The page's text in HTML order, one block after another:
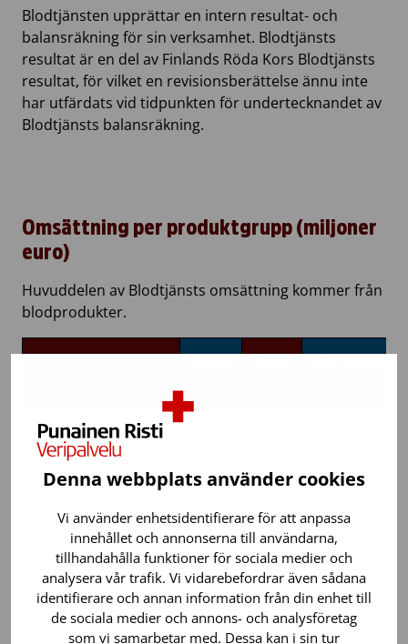
Denna webbplats använder cookies
Vi använder enhetsidentifierare för att anpassa
innehållet och annonserna till användarna,
tillhandahålla funktioner för sociala medier och
analysera vår trafik. Vi vidarebefordrar även sådana
identifierare och annan information från din enhet till
de sociala medier och annons- och analysföretag
som vi samarbetar med. Dessa kan i sin tur
Blodtjänsten upprättar en intern resultat- och
balansräkning för sin verksamhet. Blodtjänsts
resultat är en del av Finlands Röda Kors Blodtjänsts
resultat, för vilket en revisionsberättelse ännu inte
har utfärdats vid tidpunkten för undertecknandet av
Blodtjänsts balansräkning.
Omsättning per produktgrupp (miljoner
euro)
Huvuddelen av Blodtjänsts omsättning kommer från
blodprodukter.
Blodprodukter
Plasma 7,1 7,9 10,7 %
Laboratorietjänster 6,2 6,9 11,0 %
Cell- och
vävnadstjänster
4,8 5,8 21,4 %
Läkemedel 3,3 3,6 7,2 %